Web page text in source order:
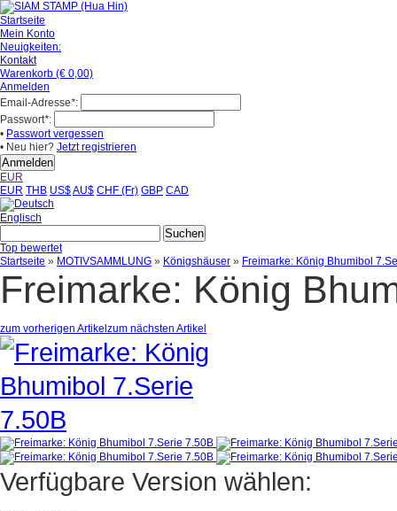
Startseite
Mein Konto
Neuigkeiten:
Kontakt
Warenkorb (€ 0,00)
Anmelden
Email-Adresse*:
Passwort*:
• Passwort vergessen
• Neu hier? Jetzt registrieren
EUR
EUR THB US$AU$ CHF (Fr) GBP CAD
Englisch
Top bewertet
Startseite » MOTIVSAMMLUNG » Königshäuser » Freimarke: König Bhumibol
Freimarke: König
zum vorherigen Artikel zum nächsten Artikel
Verfügbare Version wählen: